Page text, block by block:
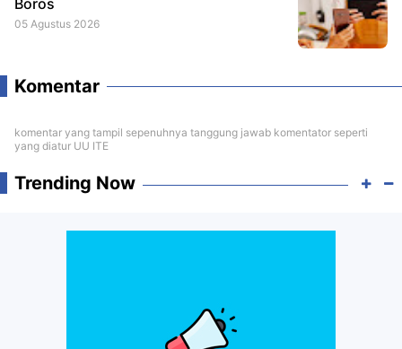
05 Agustus 2026
Komentar
komentar yang tampil sepenuhnya tanggung jawab komentator seperti
yang diatur UU ITE
Trending Now